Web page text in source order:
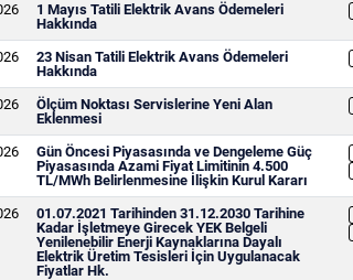
1 Mayıs Tatili Elektrik Avans Ödemeleri
Hakkında
23 Nisan Tatili Elektrik Avans Ödemeleri
Hakkında
Ölçüm Noktası Servislerine Yeni Alan
Eklenmesi
Gün Öncesi Piyasasında ve Dengeleme Güç
Piyasasında Azami Fiyat Limitinin 4.500
TL/MWh Belirlenmesine İlişkin Kurul Kararı
01.07.2021 Tarihinden 31.12.2030 Tarihine
Kadar İşletmeye Girecek YEK Belgeli
Yenilenebilir Enerji Kaynaklarına Dayalı
Elektrik Üretim Tesisleri İçin Uygulanacak
Fiyatlar Hk.